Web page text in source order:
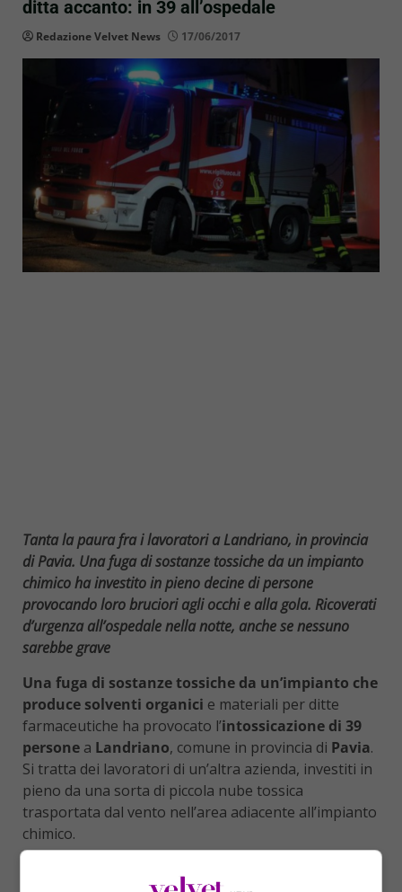
ditta accanto: in 39 all’ospedale
Redazione Velvet News 17/06/2017
Tanta la paura fra i lavoratori a Landriano, in provincia
di Pavia. Una fuga di sostanze tossiche da un impianto
chimico ha investito in pieno decine di persone
provocando loro bruciori agli occhi e alla gola. Ricoverati
d’urgenza all’ospedale nella notte, anche se nessuno
sarebbe grave
Una fuga di sostanze tossiche da un’impianto che
produce solventi organici e materiali per ditte
farmaceutiche ha provocato l’intossicazione di 39
persone a Landriano, comune in provincia di Pavia.
Si tratta dei lavoratori di un’altra azienda, investiti in
pieno da una sorta di piccola nube tossica
trasportata dal vento nell’area adiacente all’impianto
chimico.